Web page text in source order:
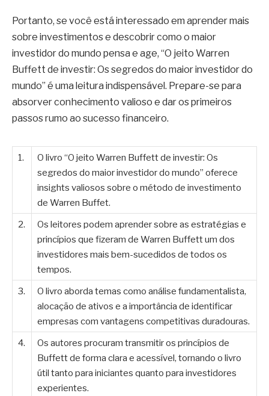
Portanto, se você está interessado em aprender mais
sobre investimentos e descobrir como o maior
investidor do mundo pensa e age, “O jeito Warren
Buffett de investir: Os segredos do maior investidor do
mundo” é uma leitura indispensável. Prepare-se para
absorver conhecimento valioso e dar os primeiros
passos rumo ao sucesso financeiro.
1.
O livro “O jeito Warren Buffett de investir: Os
segredos do maior investidor do mundo” oferece
insights valiosos sobre o método de investimento
de Warren Buffet.
2.
Os leitores podem aprender sobre as estratégias e
princípios que fizeram de Warren Buffett um dos
investidores mais bem-sucedidos de todos os
tempos.
3.
O livro aborda temas como análise fundamentalista,
alocação de ativos e a importância de identificar
empresas com vantagens competitivas duradouras.
4.
Os autores procuram transmitir os princípios de
Buffett de forma clara e acessível, tornando o livro
útil tanto para iniciantes quanto para investidores
experientes.